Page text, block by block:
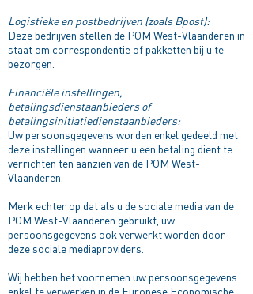
Logistieke en postbedrijven (zoals Bpost):
Deze bedrijven stellen de POM West-Vlaanderen in
staat om correspondentie of pakketten bij u te
bezorgen.
Financiële instellingen,
betalingsdienstaanbieders of
betalingsinitiatiedienstaanbieders:
Uw persoonsgegevens worden enkel gedeeld met
deze instellingen wanneer u een betaling dient te
verrichten ten aanzien van de POM West-
Vlaanderen.
Merk echter op dat als u de sociale media van de
POM West-Vlaanderen gebruikt, uw
persoonsgegevens ook verwerkt worden door
deze sociale mediaproviders.
Wij hebben het voornemen uw persoonsgegevens
enkel te verwerken in de Europese Economische